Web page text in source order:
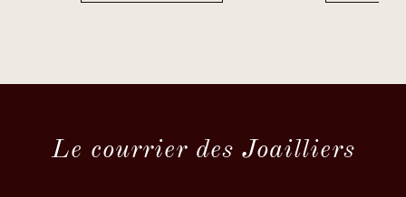
Le courrier des Joailliers